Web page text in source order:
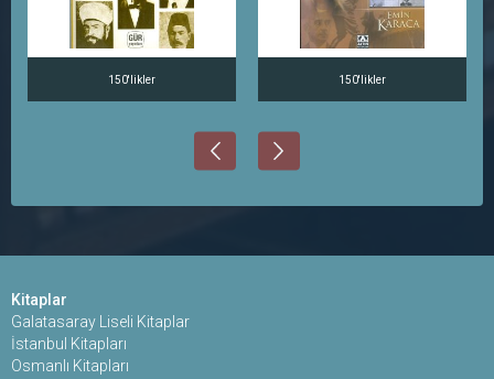
150'likler 150'likler
Kitaplar
Galatasaray Liseli Kitaplar
İstanbul Kitapları
Osmanlı Kitapları